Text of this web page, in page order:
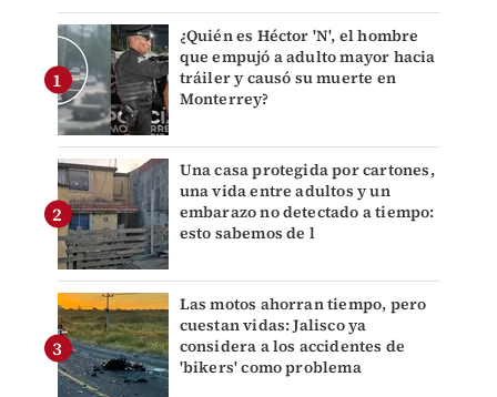
¿Quién es Héctor 'N', el hombre
que empujó a adulto mayor hacia
tráiler y causó su muerte en
Monterrey?
Una casa protegida por cartones,
una vida entre adultos y un
embarazo no detectado a tiempo:
esto sabemos de l
Las motos ahorran tiempo, pero
cuestan vidas: Jalisco ya
considera a los accidentes de
'bikers' como problema